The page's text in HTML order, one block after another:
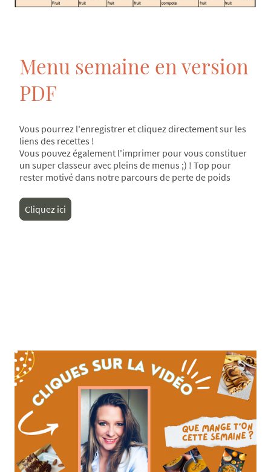
Menu semaine en version
PDF
Vous pourrez l'enregistrer et cliquez directement sur les
liens des recettes !
Vous pouvez également l'imprimer pour vous constituer
un super classeur avec pleins de menus ;) ! Top pour
rester motivé dans notre parcours de perte de poids
Cliquez ici